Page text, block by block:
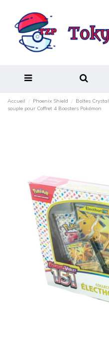
Accueil Phoenix Shield Boîtes Crystal
souple pour Coffret 4 Boosters Pokémon